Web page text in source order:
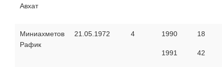
Авхат
Миниахметов
Рафик
21.05.1972 4 1990
1991
18
42